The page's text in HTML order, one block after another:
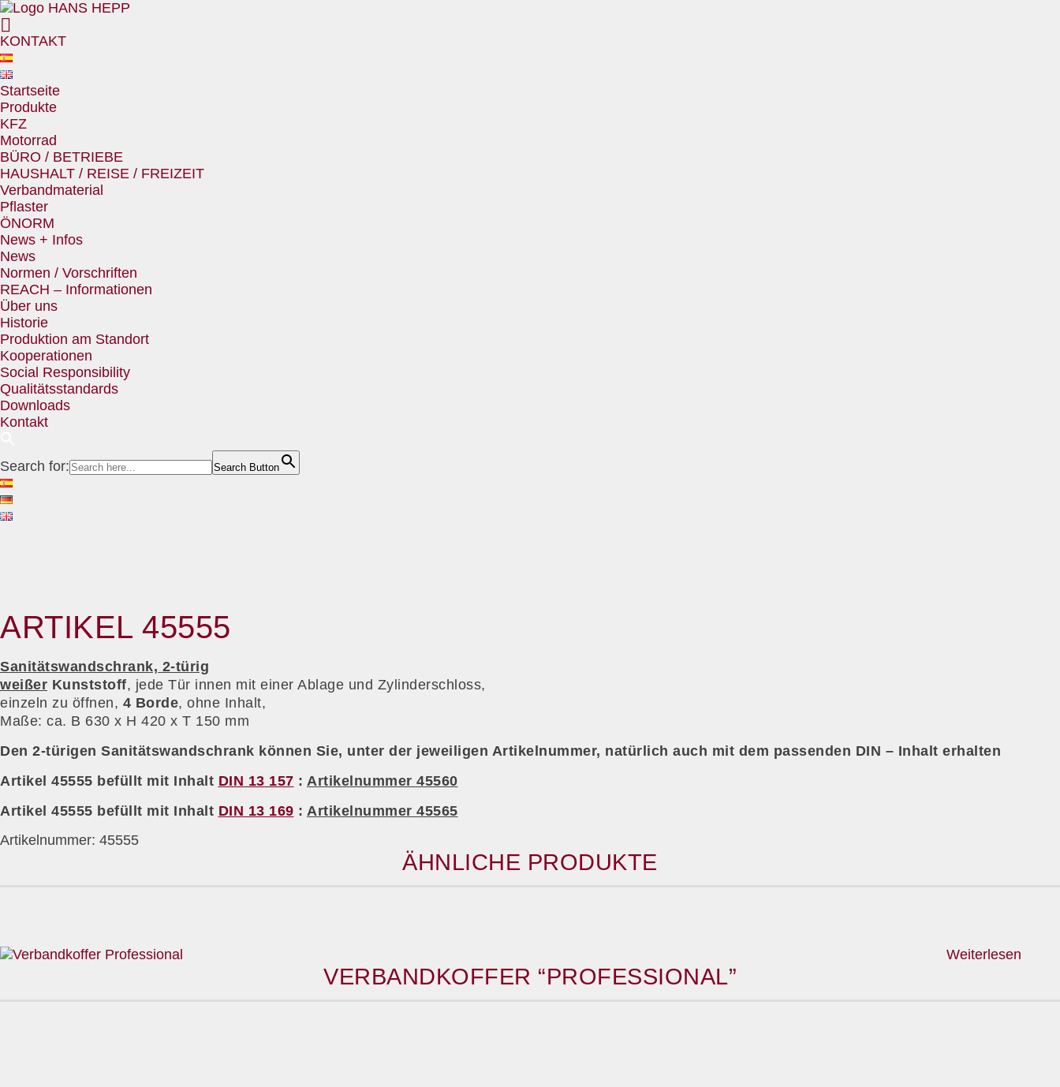
KONTAKT
Startseite
Produkte
KFZ
Motorrad
BÜRO / BETRIEBE
HAUSHALT / REISE / FREIZEIT
Verbandmaterial
Pflaster
ÖNORM
News + Infos
News
Normen / Vorschriften
REACH – Informationen
Über uns
Historie
Produktion am Standort
Kooperationen
Social Responsibility
Qualitätsstandards
Downloads
Kontakt
Search for: Search Button
ARTIKEL 45555
Sanitätswandschrank, 2-türig
weißer Kunststoff, jede Tür innen mit einer Ablage und Zylinderschloss,
einzeln zu öffnen, 4 Borde, ohne Inhalt,
Maße: ca. B 630 x H 420 x T 150 mm
Den 2-türigen Sanitätswandschrank können Sie, unter der jeweiligen Artikelnummer, natürlich auch mit dem passenden DIN – Inhalt erhalten
Artikel 45555 befüllt mit Inhalt DIN 13 157 : Artikelnummer 45560
Artikel 45555 befüllt mit Inhalt DIN 13 169 : Artikelnummer 45565
Artikelnummer: 45555
ÄHNLICHE PRODUKTE
VERBANDKOFFER “PROFESSIONAL”
Weiterlesen